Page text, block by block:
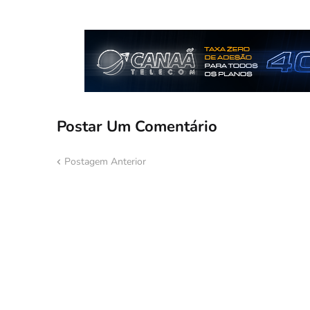
Postar Um Comentário
Postagem Anterior